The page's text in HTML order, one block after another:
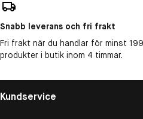
Snabb leverans och fri frakt
Fri frakt när du handlar för minst
produkter i butik inom 4 timmar.
Kundservice